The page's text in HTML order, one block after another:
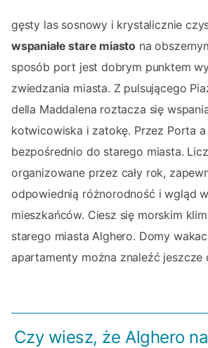
gęsty las sosnowy i krystalicznie
wspaniałe stare miasto na
sposób port jest dobrym punktem
zwiedzania miasta. Z pulsującego
della Maddalena roztacza się
kotwicowiska i zatokę. Przez Porta
bezpośrednio do starego miasta.
organizowane przez cały rok,
odpowiednią różnorodność i wgląd
mieszkańców. Ciesz się morskim
starego miasta Alghero. Domy
apartamenty można znaleźć jeszcze
Czy wiesz, że Alghero